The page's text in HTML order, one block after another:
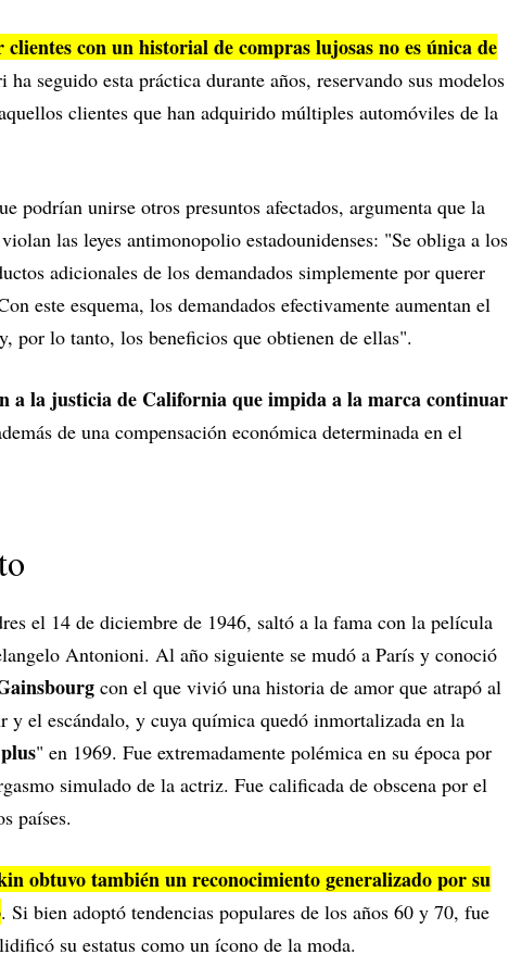
clientes con un historial de compras lujosas no es única de
seguido esta práctica durante años, reservando sus modelos
clientes que han adquirido múltiples automóviles de la
podrían unirse otros presuntos afectados, argumenta que la
las leyes antimonopolio estadounidenses: "Se obliga a los
adicionales de los demandados simplemente por querer
este esquema, los demandados efectivamente aumentan el
por lo tanto, los beneficios que obtienen de ellas".
a la justicia de California que impida a la marca continuar
de una compensación económica determinada en el
el 14 de diciembre de 1946, saltó a la fama con la película
Antonioni. Al año siguiente se mudó a París y conoció
con el que vivió una historia de amor que atrapó al
y el escándalo, y cuya química quedó inmortalizada en la
" en 1969. Fue extremadamente polémica en su época por
simulado de la actriz. Fue calificada de obscena por el
países.
obtuvo también un reconocimiento generalizado por su
. Si bien adoptó tendencias populares de los años 60 y 70, fue
su estatus como un ícono de la moda.